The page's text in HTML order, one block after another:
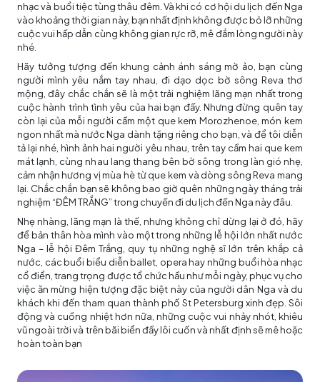
nhạc và buổi tiệc tùng thâu đêm. Và khi có cơ hội du lịch đến Nga
vào khoảng thời gian này, bạn nhất định không được bỏ lỡ những
cuộc vui hấp dẫn cùng không gian rực rỡ, mê đắm lòng người này
nhé.
Hãy tưởng tượng đến khung cảnh ánh sáng mờ ảo, bạn cùng
người mình yêu nắm tay nhau, đi dạo dọc bờ sông Reva thơ
mộng, đây chắc chắn sẽ là một trải nghiệm lãng mạn nhất trong
cuộc hành trình tình yêu của hai bạn đấy. Nhưng đừng quên tay
còn lại của mỗi người cầm một que kem Morozhenoe, món kem
ngon nhất mà nước Nga dành tặng riêng cho bạn, và để tôi diễn
tả lại nhé, hình ảnh hai người yêu nhau, trên tay cầm hai que kem
mát lạnh, cùng nhau lang thang bên bờ sông trong làn gió nhẹ,
cảm nhận hương vị mùa hè từ que kem và dòng sông Reva mang
lại. Chắc chắn bạn sẽ không bao giờ quên những ngày tháng trải
nghiệm “ĐÊM TRẮNG” trong chuyến đi du lịch đến Nga này đâu.
Nhẹ nhàng, lãng mạn là thế, nhưng không chỉ dừng lại ở đó, hãy
để bản thân hòa mình vào một trong những lễ hội lớn nhất nước
Nga – lễ hội Đêm Trắng, quy tụ những nghệ sĩ lớn trên khắp cả
nước, các buổi biểu diễn ballet, opera hay những buổi hòa nhạc
cổ điển, trang trọng được tổ chức hầu như mỗi ngày, phục vụ cho
việc ăn mừng hiện tượng đặc biệt này của người dân Nga và du
khách khi đến tham quan thành phố St Petersburg xinh đẹp. Sôi
động và cuồng nhiệt hơn nữa, những cuộc vui nhảy nhót, khiêu
vũ ngoài trời và trên bãi biển đầy lôi cuốn và nhất định sẽ mê hoặc
hoàn toàn bạn